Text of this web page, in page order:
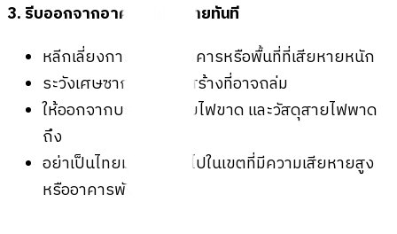
3. รีบออกจากอาคารที่เสียหายทันที
หลีกเลี่ยงการเข้าใกล้อาคารหรือพื้นที่ที่เสียหายหนัก
ระวังเศษซากและโครงสร้างที่อาจถล่ม
ให้ออกจากบริเวณที่สายไฟขาด และวัสดุสายไฟพาด
ถึง
อย่าเป็นไทยมุงหรือเข้าไปในเขตที่มีความเสียหายสูง
หรืออาคารพัง